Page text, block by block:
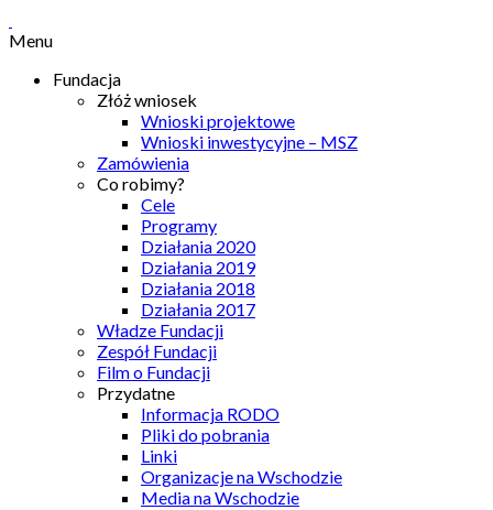
Menu
Fundacja
Złóż wniosek
Wnioski projektowe
Wnioski inwestycyjne – MSZ
Zamówienia
Co robimy?
Cele
Programy
Działania 2020
Działania 2019
Działania 2018
Działania 2017
Władze Fundacji
Zespół Fundacji
Film o Fundacji
Przydatne
Informacja RODO
Pliki do pobrania
Linki
Organizacje na Wschodzie
Media na Wschodzie